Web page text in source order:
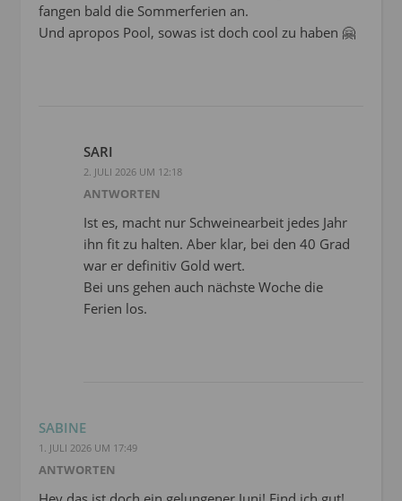
fangen bald die Sommerferien an.
Und apropos Pool, sowas ist doch cool zu haben 🤗
SARI
2. JULI 2026 UM 12:18
ANTWORTEN
Ist es, macht nur Schweinearbeit jedes Jahr
ihn fit zu halten. Aber klar, bei den 40 Grad
war er definitiv Gold wert.
Bei uns gehen auch nächste Woche die
Ferien los.
SABINE
1. JULI 2026 UM 17:49
ANTWORTEN